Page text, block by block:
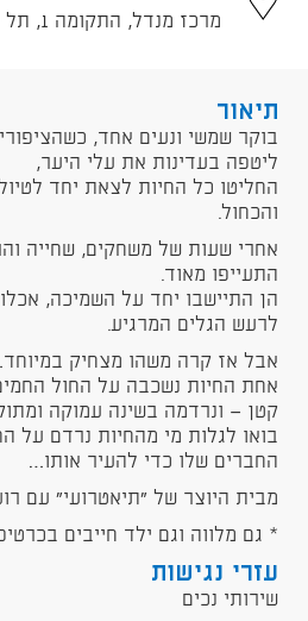
מרכז מנדל, התקומה 1, תל אביב - יפו
תיאור
בוקר שמשי ונעים אחד,
ליטפה בעדינות את עלי היער,
החליטו כל החיות לצאת יחד
והכחול.
אחרי שעות של משחקים, שחייה
התעייפו מאוד.
הן התיישבו יחד על השמיכה,
לרעש הגלים המרגיע.
אבל אז קרה משהו מצחיק
אחת החיות נשכבה על החול
קטן — ונרדמה בשינה עמוקה
בואו לגלות מי מהחיות נרדם על
החברים שלו כדי להעיר אותו…
מבית היוצר של "תיאטרועי" עם
* גם מלווה וגם ילד חייבים
עזרי נגישות
שירותי נכים